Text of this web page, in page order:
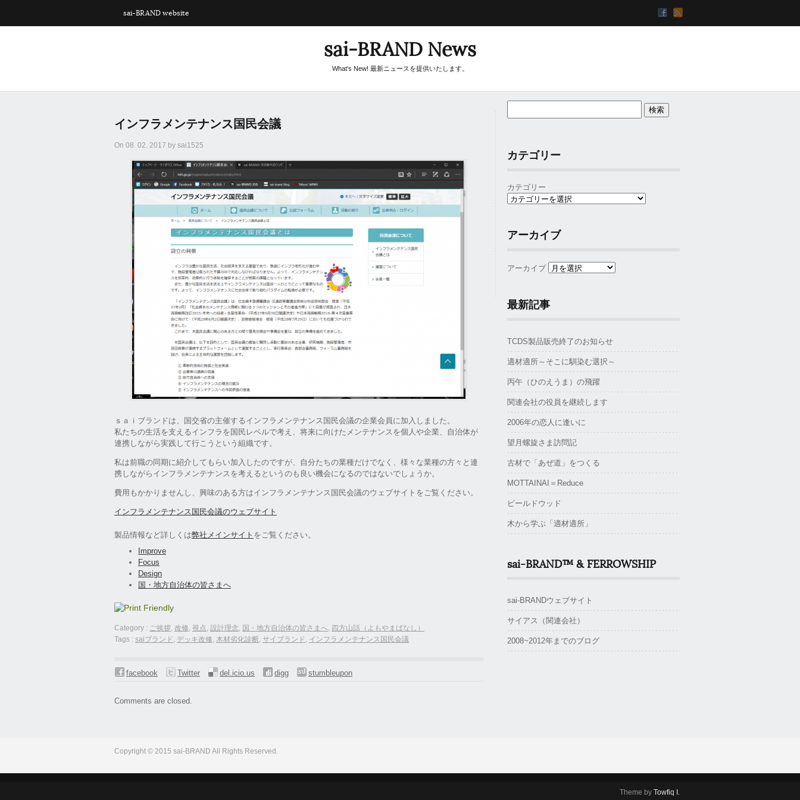
sai-BRAND website
sai-BRAND News
What's New! 最新ニュースを提供いたします。
インフラメンテナンス国民会議
On 08. 02. 2017 by sai1525
ｓａｉブランドは、国交省の主催するインフラメンテナンス国民会議の企業会員に加入しました。
私たちの生活を支えるインフラを国民レベルで考え、将来に向けたメンテナンスを個人や企業、自治体が
連携しながら実践して行こうという組織です。
私は前職の同期に紹介してもらい加入したのですが、自分たちの業種だけでなく、様々な業種の方々と連
携しながらインフラメンテナンスを考えるというのも良い機会になるのではないでしょうか。
費用もかかりませんし、興味のある方はインフラメンテナンス国民会議のウェブサイトをご覧ください。
インフラメンテナンス国民会議のウェブサイト
製品情報など詳しくは弊社メインサイト をご覧ください。
Improve
Focus
Design
国・地方自治体の皆さまへ
Category : ‪ご挨拶‬, 改修, 視点, 設計理念, 国・地方自治体の皆さまへ, ‪四方山話（よもやまばなし）‬
Tags : saiブランド , デッキ改修, 木材劣化診断, サイブランド , インフラメンテナンス国民会議
facebook Twitter del.icio.us digg stumbleupon
Comments are closed.
カテゴリー
カテゴリー
アーカイブ
アーカイブ
最新記事
TCDS製品販売終了のお知らせ
適材適所～そこに馴染む選択～
丙午（ひのえうま）の飛躍
関連会社の役員を継続します
2006年の恋人に逢いに
望月螺旋さま訪問記
古材で「あぜ道」をつくる
MOTTAINAI＝Reduce
ピールドウッド
木から学ぶ「適材適所」
sai-BRAND™ & FERROWSHIP
sai-BRANDウェブサイト
サイアス（関連会社）
2008~2012年までのブログ
Copyright © 2015 sai-BRAND All Rights Reserved.
Theme by Towfiq I.